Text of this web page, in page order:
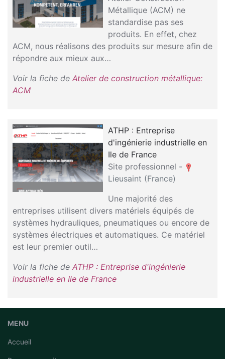
Métallique (ACM) ne
standardise pas ses
produits. En effet, chez
ACM, nous réalisons des produits sur mesure afin de
répondre aux mieux aux…
Voir la fiche de Atelier de construction métallique:
ACM
ATHP : Entreprise
d'ingénierie industrielle en
Ile de France
Site professionnel -
Lieusaint (France)
Une majorité des
entreprises utilisent divers matériels équipés de
systèmes hydrauliques, pneumatiques ou encore de
systèmes électriques et automatiques. Ce matériel
est leur premier outil…
Voir la fiche de ATHP : Entreprise d'ingénierie
industrielle en Ile de France
MENU
Accueil